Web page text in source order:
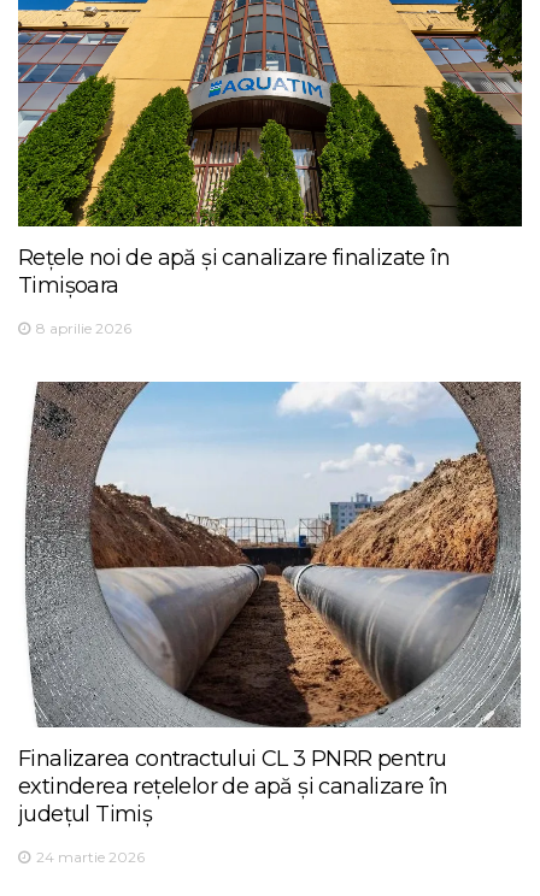
Rețele noi de apă și canalizare finalizate în
Timișoara
8 aprilie 2026
Finalizarea contractului CL 3 PNRR pentru
extinderea rețelelor de apă și canalizare în
județul Timiș
24 martie 2026